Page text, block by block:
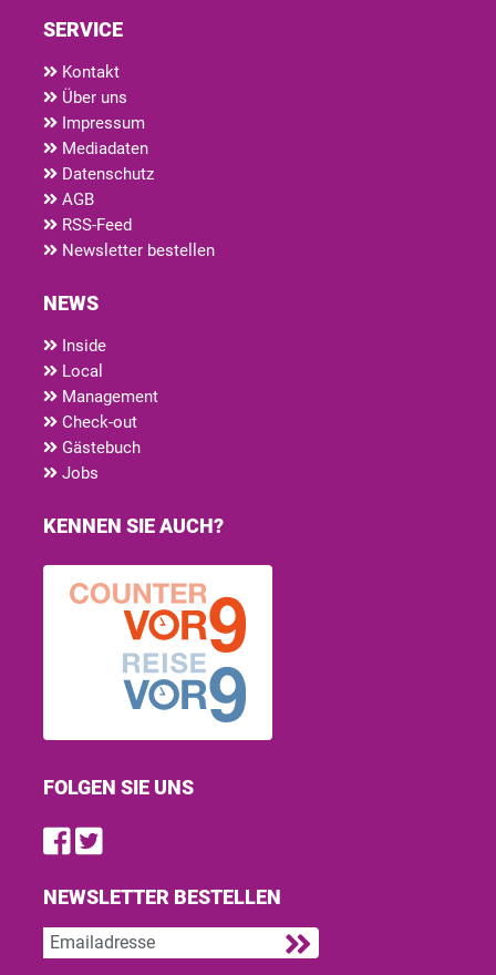
SERVICE
Kontakt
Über uns
Impressum
Mediadaten
Datenschutz
AGB
RSS-Feed
Newsletter bestellen
NEWS
Inside
Local
Management
Check-out
Gästebuch
Jobs
KENNEN SIE AUCH?
FOLGEN SIE UNS
Find us on Facebook
Follow us on Twitter
NEWSLETTER BESTELLEN